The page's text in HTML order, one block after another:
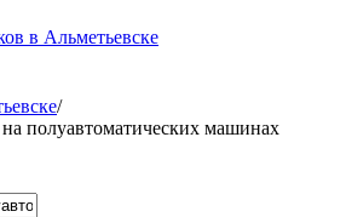
в Альметьевске
/
полуавтоматических машинах